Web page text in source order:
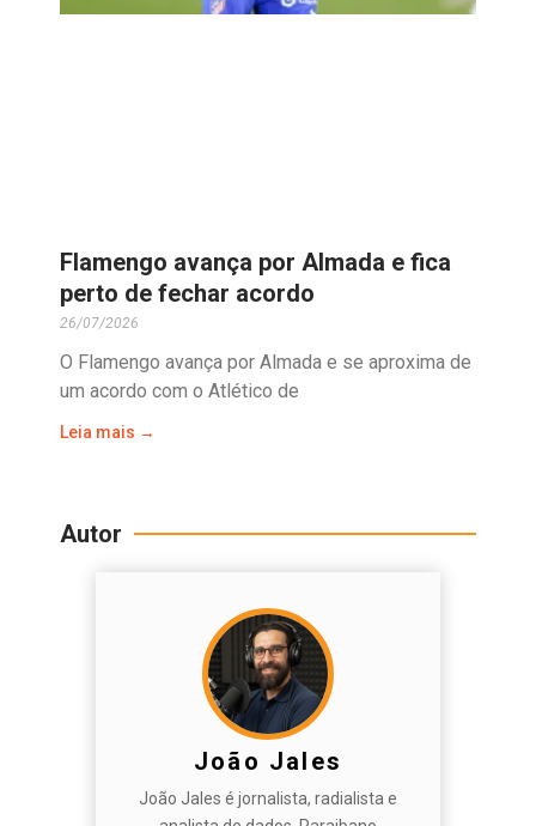
Flamengo avança por Almada e fica
perto de fechar acordo
26/07/2026
O Flamengo avança por Almada e se aproxima de
um acordo com o Atlético de
Leia mais →
Autor
João Jales
João Jales é jornalista, radialista e